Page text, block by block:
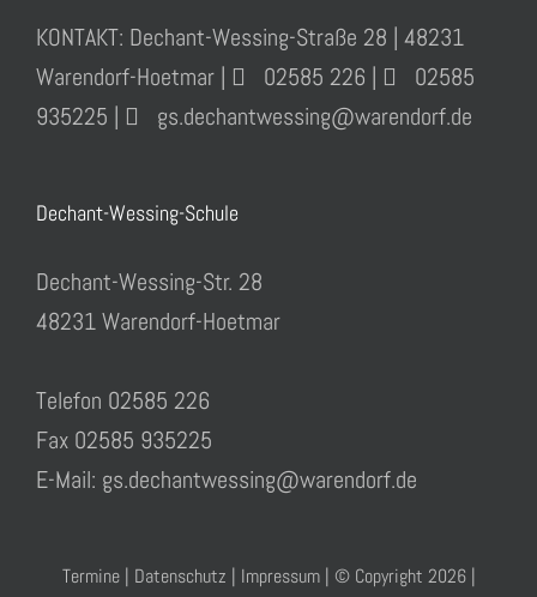
KONTAKT: Dechant-Wessing-Straße 28 | 48231
Warendorf-Hoetmar |
02585 226 |
02585
935225 |
gs.dechantwessing@warendorf.de
Dechant-Wessing-Schule
Dechant-Wessing-Str. 28
48231 Warendorf-Hoetmar
Telefon 02585 226
Fax 02585 935225
E-Mail: gs.dechantwessing@warendorf.de
Termine| Datenschutz | Impressum| © Copyright 2026 |